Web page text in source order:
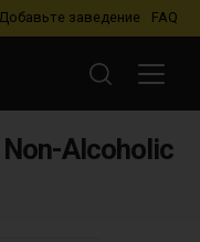
Добавьте заведение FAQ
Alcoholic